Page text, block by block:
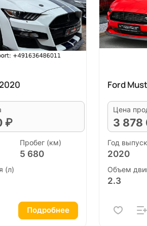
₽
Пробег (км)
5 680
(л)
Подробнее
Ford
Цена
3 878
Год
2020
Объем
2.3